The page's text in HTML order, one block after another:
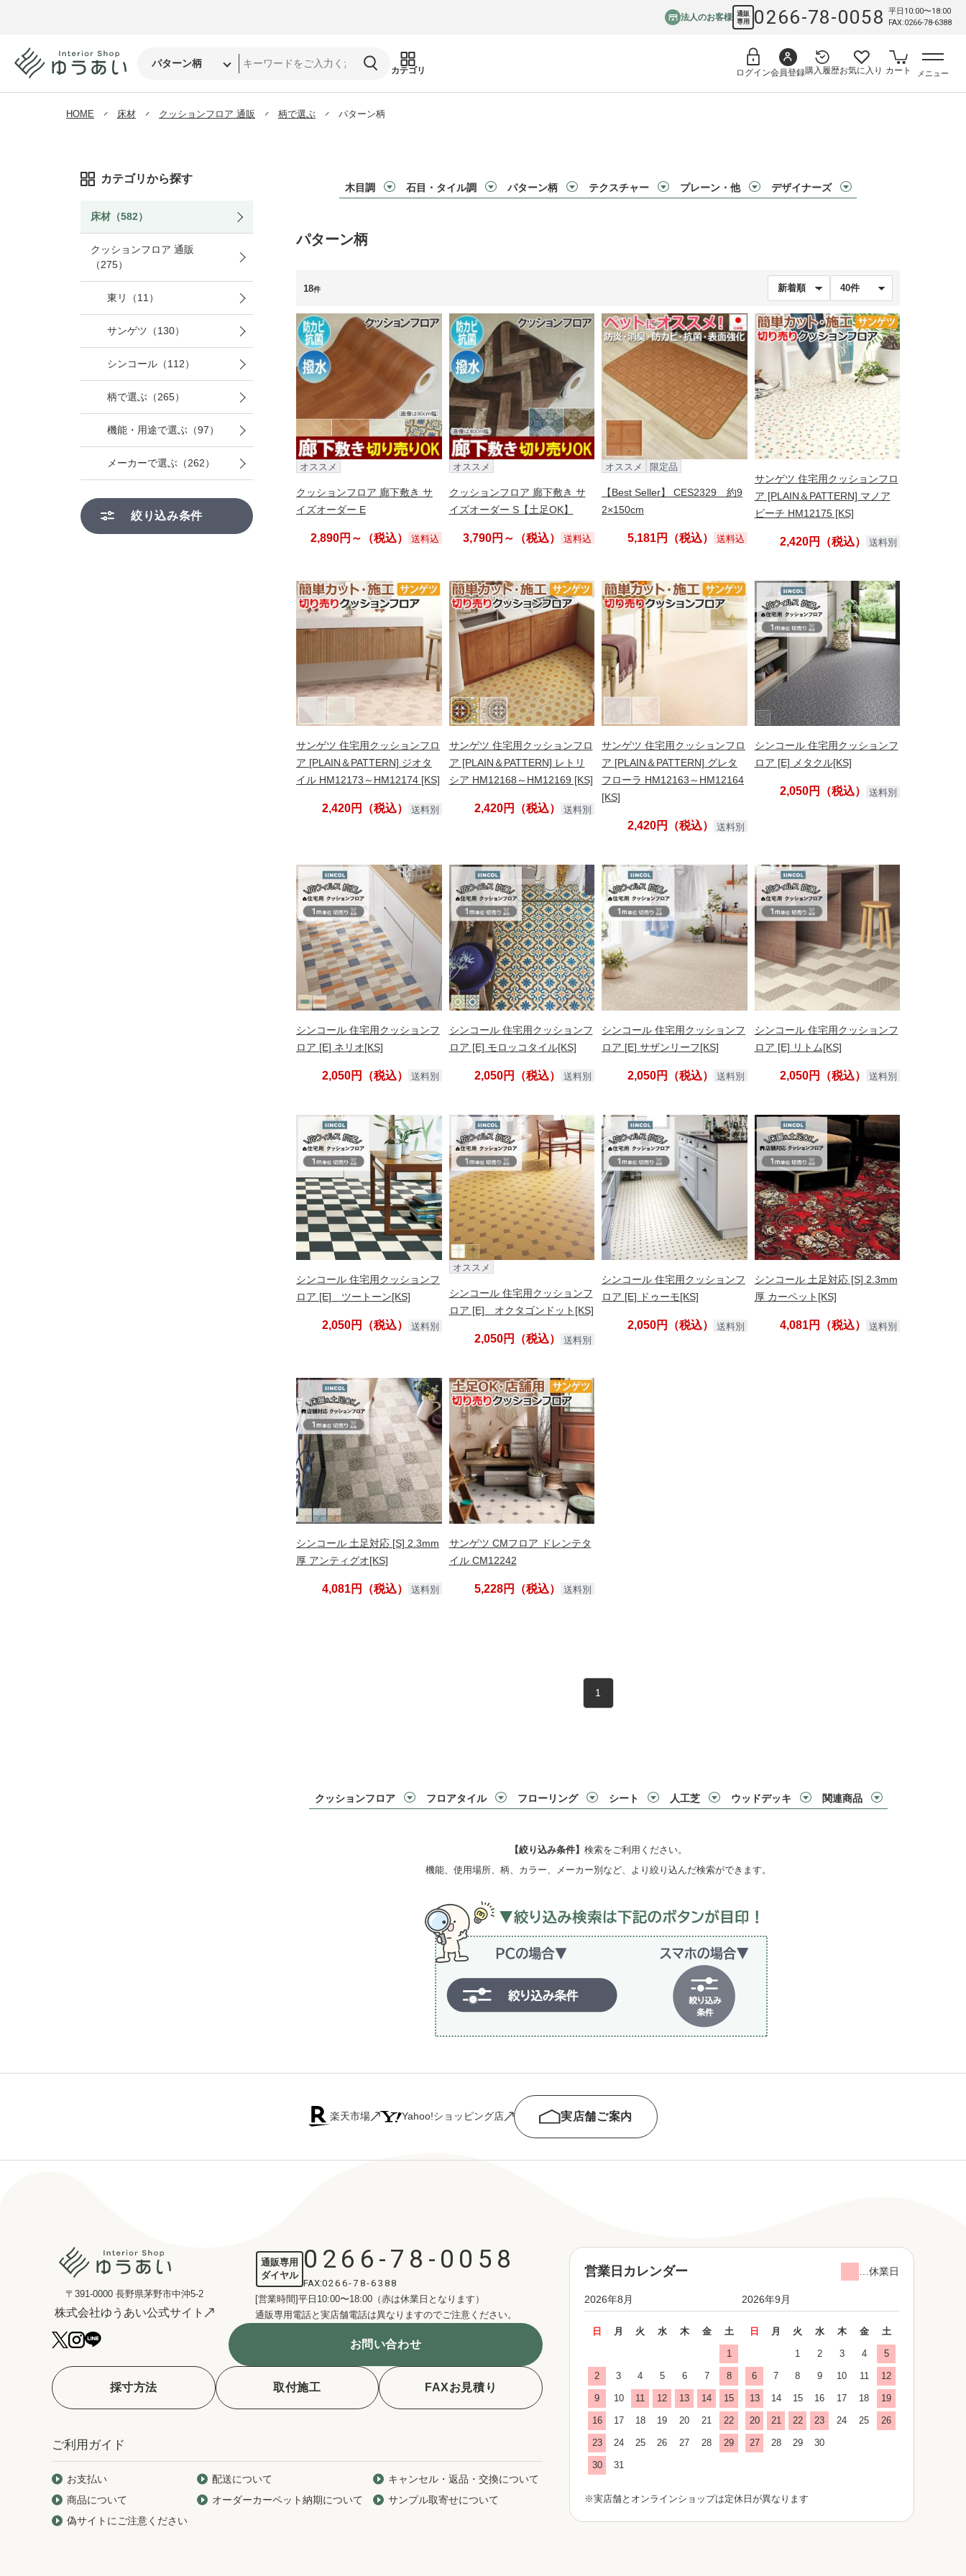
法人のお客様 通販
専用
0266-78-0058
平日10:00〜18:00
FAX:0266-78-6388
カテゴリ ログイン会員登録購入履歴お気に入り カート メニュー
HOME 床材 クッションフロア 通販 柄で選ぶ パターン柄
カテゴリから探す
床材（582）
クッションフロア 通販
（275）
東リ（11）
サンゲツ（130）
シンコール（112）
柄で選ぶ（265）
機能・用途で選ぶ（97）
メーカーで選ぶ（262）
絞り込み条件
木目調 石目・タイル調 パターン柄 テクスチャー プレーン・他 デザイナーズ
パターン柄
18件
オススメ
クッションフロア 廊下敷き サ
イズオーダー E
2,890円～（税込） 送料込
オススメ
クッションフロア 廊下敷き サ
イズオーダー S【土足OK】
3,790円～（税込） 送料込
オススメ 限定品
【Best Seller】 CES2329 約9
2×150cm
5,181円（税込） 送料込
サンゲツ 住宅用クッションフロ
ア [PLAIN＆PATTERN] マノア
ビーチ HM12175 [KS]
2,420円（税込） 送料別
サンゲツ 住宅用クッションフロ
ア [PLAIN＆PATTERN] ジオタ
イル HM12173～HM12174 [KS]
2,420円（税込） 送料別
サンゲツ 住宅用クッションフロ
ア [PLAIN＆PATTERN] レトリ
シア HM12168～HM12169 [KS]
2,420円（税込） 送料別
サンゲツ 住宅用クッションフロ
ア [PLAIN＆PATTERN] グレタ
フローラ HM12163～HM12164
[KS]
2,420円（税込） 送料別
シンコール 住宅用クッションフ
ロア [E] メタクル[KS]
2,050円（税込） 送料別
シンコール 住宅用クッションフ
ロア [E] ネリオ[KS]
2,050円（税込） 送料別
シンコール 住宅用クッションフ
ロア [E] モロッコタイル[KS]
2,050円（税込） 送料別
シンコール 住宅用クッションフ
ロア [E] サザンリーフ[KS]
2,050円（税込） 送料別
シンコール 住宅用クッションフ
ロア [E] リトム[KS]
2,050円（税込） 送料別
シンコール 住宅用クッションフ
ロア [E] ツートーン[KS]
2,050円（税込） 送料別
オススメ
シンコール 住宅用クッションフ
ロア [E] オクタゴンドット[KS]
2,050円（税込） 送料別
シンコール 住宅用クッションフ
ロア [E] ドゥーモ[KS]
2,050円（税込） 送料別
シンコール 土足対応 [S] 2.3mm
厚 カーペット[KS]
4,081円（税込） 送料別
シンコール 土足対応 [S] 2.3mm
厚 アンティグオ[KS]
4,081円（税込） 送料別
サンゲツ CMフロア ドレンテタ
イル CM12242
5,228円（税込） 送料別
1
クッションフロア フロアタイル フローリング シート 人工芝 ウッドデッキ 関連商品
【絞り込み条件】 検索をご利用ください。
機能、使用場所、柄、カラー、メーカー別など、より絞り込んだ検索ができます。
楽天市場 Yahoo!ショッピング店 実店舗ご案内
〒391-0000 長野県茅野市中沖5-2
株式会社ゆうあい公式サイト
通販専用
ダイヤル
0266-78-0058
FAX:0266-78-6388
[営業時間]平日10:00〜18:00（赤は休業日となります）
通販専用電話と実店舗電話は異なりますのでご注意ください。
お問い合わせ
採寸方法 取付施工 FAXお見積り
営業日カレンダー …休業日
2026年8月
日 月 火 水 木 金 土
1
2 3 4 5 6 7 8
9 10 11 12 13 14 15
16 17 18 19 20 21 22
23 24 25 26 27 28 29
30 31
2026年9月
日 月 火 水 木 金 土
1 2 3 4 5
6 7 8 9 10 11 12
13 14 15 16 17 18 19
20 21 22 23 24 25 26
27 28 29 30
※実店舗とオンラインショップは定休日が異なります
ご利用ガイド
お支払い 配送について
キャンセル・返品・交換について
商品について
オーダーカーペット納期について
サンプル取寄せについて
偽サイトにご注意ください